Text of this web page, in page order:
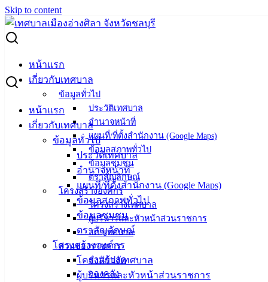
Skip to content
หน้าแรก
เกี่ยวกับเทศบาล
ข้อมูลทั่วไป
ประวัติเทศบาล
อำนาจหน้าที่
แผนที่/ที่ตั้งสำนักงาน (Google Maps)
ข้อมูลสภาพทั่วไป
ข้อมูลชุมชน
ตราสัญลักษณ์
โครงสร้างองค์กร
โครงสร้างเทศบาล
ผู้บริหารและหัวหน้าส่วนราชการ
สภาเทศบาล
ส่วนของราชการ
สำนักปลัด
กองคลัง
หน้าแรก
เกี่ยวกับเทศบาล
ข้อมูลทั่วไป
ประวัติเทศบาล
อำนาจหน้าที่
แผนที่/ที่ตั้งสำนักงาน (Google Maps)
ข้อมูลสภาพทั่วไป
ข้อมูลชุมชน
ตราสัญลักษณ์
โครงสร้างองค์กร
โครงสร้างเทศบาล
ผู้บริหารและหัวหน้าส่วนราชการ
Search for:
ยกเลิกประกาศ ประกวดราคาจ้างก่อสร้างปรับปรุงอาคารพัสดุ
เทศบาลเมืองอ่างศิลา ด้วยวิธีประกวดราคาอิเล็กทรอนิกส์ (e-
bidding)
ยกเลิกประกาศ ประกวดราคาจ้างก่อสร้าง
ปรับปรุงอาคารพัสดุ เทศบาลเมืองอ่างศิลา
ด้วยวิธีประกวดราคาอิเล็กทรอนิกส์ (e-
สิงหาคม 2, 2022สิงหาคม 2, 2022 vichakarn
ประกาศจัดซื้อจัดจ้าง
ยกเลิกประกาศ ประกวดราคาจ้างก่อสร้างปรับปรุงอาคารพัสดุ